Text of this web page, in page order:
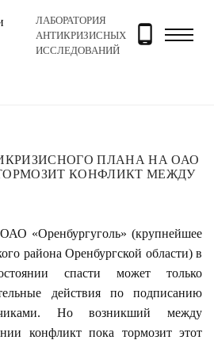
ЛАБОРАТОРИЯ
АНТИКРИЗИСНЫХ
ИССЛЕДОВАНИЙ
Новости Выполнение
ПЛАНА НА ОАО
ТОРМОЗИТ КОНФЛИКТ МЕЖДУ
«Оренбургуголь» (крупнейшее
района Оренбургской области) в
спасти может только
действия по подписанию
Но возникший между
конфликт пока тормозит этот